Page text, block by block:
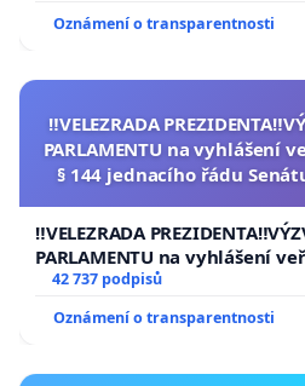
Oznámení o transparentnosti
‼️VELEZRADA
PARLAMENTU na vyhlášení
§ 144 jednacího řádu
‼️VELEZRADA
PARLAMENTU na vyhlášení
144 jednacího řádu Senátu k
republiky
42 737 podpisů
Oznámení o transparentnosti